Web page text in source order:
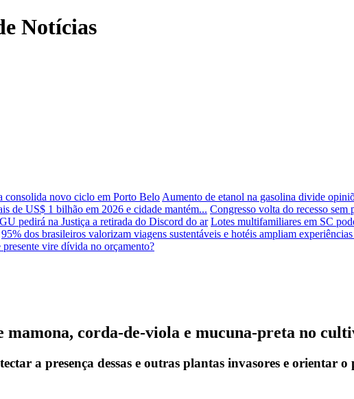
Notícias
consolida novo ciclo em Porto Belo Aumento de etanol na gasolina divide
de US$ 1 bilhão em 2026 e cidade mantém... Congresso volta do recesso sem
pedirá na Justiça a retirada do Discord do ar Lotes multifamiliares em SC
95% dos brasileiros valorizam viagens sustentáveis e hotéis ampliam
vire dívida no orçamento?
corda-de-viola e mucuna-preta no
a presença dessas e outras plantas invasores e orientar